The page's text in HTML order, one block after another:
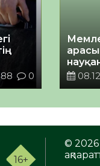
0
16+
© 2026